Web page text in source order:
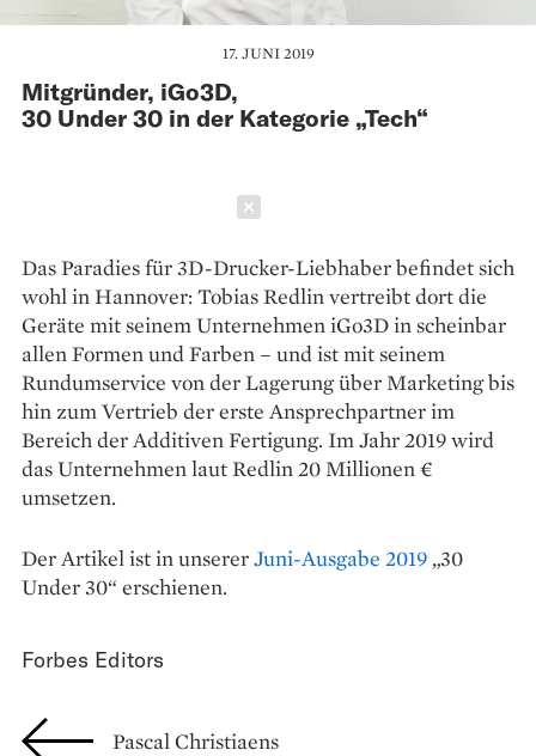
17. JUNI 2019
Mitgründer, iGo3D,
30 Under 30 in der Kategorie „Tech“
Das Paradies für 3D-Drucker-Liebhaber befindet sich
wohl in Hannover: Tobias Redlin vertreibt dort die
Geräte mit seinem Unternehmen iGo3D in scheinbar
allen Formen und Farben – und ist mit seinem
Rundumservice von der Lagerung über Marketing bis
hin zum Vertrieb der erste Ansprechpartner im
Bereich der Additiven Fertigung. Im Jahr 2019 wird
das Unternehmen laut Redlin 20 Millionen €
umsetzen.
Der Artikel ist in unsererJuni-Ausgabe 2019 „30
Under 30“ erschienen.
Forbes Editors
Pascal Christiaens